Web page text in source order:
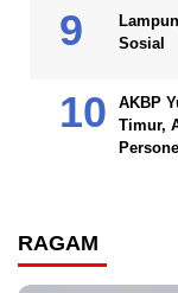
Sosial
AKBP
Timur,
Personel
RAGAM